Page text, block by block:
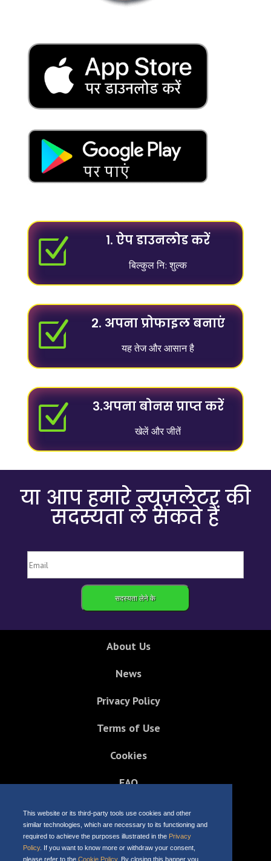
This website or its third-party tools use cookies and other
similar technologies, which are necessary to its functioning and
required to achieve the purposes illustrated in the Privacy
Policy. If you want to know more or withdraw your consent,
please refer to theCookie Policy. By closing this banner you
Z १. ऐप डाउनलोड करें
बिल्कुल नि: शुल्क
Z २. अपना प्रोफाइल बनाएं
यह तेज और आसान है
Z ३.अपना बोनस प्राप्त करें
खेलें और जीतें
या आप हमारे न्यूज़लेटर की
सदस्यता ले सकते हैं
About Us
News
Privacy Policy
Terms of Use
Cookies
FAQ
Contact us
Masino Ltd. | Copyright © 2022